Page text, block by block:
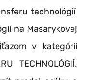
technológií
na Masarykovej
v kategórii
TECHNOLÓGIÍ.